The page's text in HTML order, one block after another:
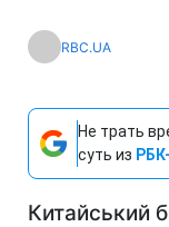
RBC.UA
Не трать
суть из
Китайський